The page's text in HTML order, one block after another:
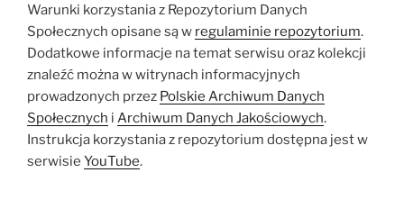
Warunki korzystania z Repozytorium Danych
Społecznych opisane są w regulaminie repozytorium.
Dodatkowe informacje na temat serwisu oraz kolekcji
znaleźć można w witrynach informacyjnych
prowadzonych przez Polskie Archiwum Danych
Społecznych i Archiwum Danych Jakościowych.
Instrukcja korzystania z repozytorium dostępna jest w
serwisie YouTube.